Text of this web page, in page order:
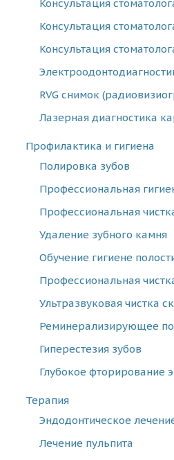
Консультация
Консультация
Консультация
RVG снимок
Лазерная диагностика
Профилактика и гигиена
Полировка зубов
Профессиональная
Профессиональная
Удаление зубного камня
Обучение гигиене
Профессиональная
Ультразвуковая чистка
Реминерализирующее
Гиперестезия зубов
Глубокое фторирование
Терапия
Эндодонтическое
Лечение пульпита